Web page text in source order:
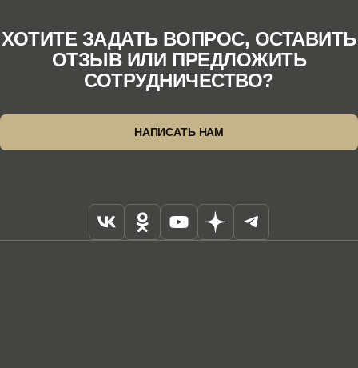
ХОТИТЕ ЗАДАТЬ ВОПРОС, ОСТАВИТЬ
ОТЗЫВ ИЛИ ПРЕДЛОЖИТЬ
СОТРУДНИЧЕСТВО?
НАПИСАТЬ НАМ